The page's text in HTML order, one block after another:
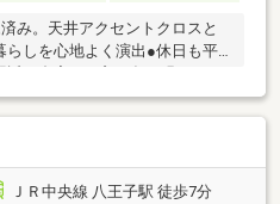
み。天井アクセントクロスと
らしを心地よく演出●休日も平
が窓から吹き込みます！！●室
系色を基調に優しく！美しく！
●水回りもリフォーム済みで
ーチを潜ると住まう方だけが
待っています～
ＪＲ中央線 八王子駅 徒歩7分